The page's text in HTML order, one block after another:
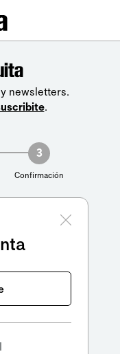
newsletters.
.
3
Confirmación